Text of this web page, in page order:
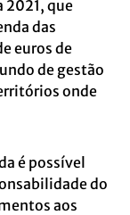
2021, que
das
euros de
de gestão
onde
é possível
do
aos